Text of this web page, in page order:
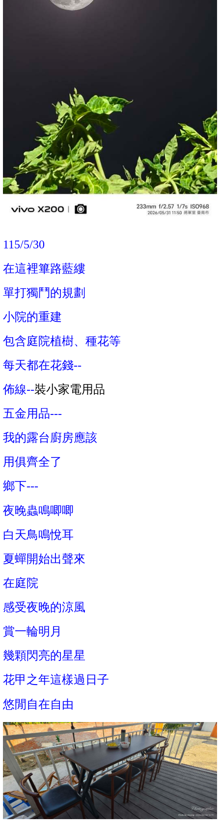
115/5/30
在這裡篳路藍縷
單打獨鬥的規劃
小院的重建
包含庭院植樹、種花等
每天都在花錢--
佈線--裝小家電用品
五金用品---
我的露台廚房應該
用俱齊全了
鄉下---
夜晚蟲鳴唧唧
白天鳥鳴悅耳
夏蟬開始出聲來
在庭院
感受夜晚的涼風
賞一輪明月
幾顆閃亮的星星
花甲之年這樣過日子
悠閒自在自由